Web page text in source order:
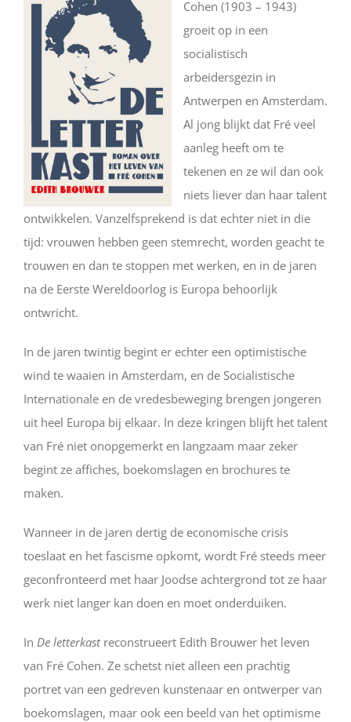
Cohen (1903 – 1943)
groeit op in een
socialistisch
arbeidersgezin in
Antwerpen en Amsterdam.
Al jong blijkt dat Fré veel
aanleg heeft om te
tekenen en ze wil dan ook
niets liever dan haar talent
ontwikkelen. Vanzelfsprekend is dat echter niet in die
tijd: vrouwen hebben geen stemrecht, worden geacht te
trouwen en dan te stoppen met werken, en in de jaren
na de Eerste Wereldoorlog is Europa behoorlijk
ontwricht.
In de jaren twintig begint er echter een optimistische
wind te waaien in Amsterdam, en de Socialistische
Internationale en de vredesbeweging brengen jongeren
uit heel Europa bij elkaar. In deze kringen blijft het talent
van Fré niet onopgemerkt en langzaam maar zeker
begint ze affiches, boekomslagen en brochures te
maken.
Wanneer in de jaren dertig de economische crisis
toeslaat en het fascisme opkomt, wordt Fré steeds meer
geconfronteerd met haar Joodse achtergrond tot ze haar
werk niet langer kan doen en moet onderduiken.
In De letterkastreconstrueert Edith Brouwer het leven
van Fré Cohen. Ze schetst niet alleen een prachtig
portret van een gedreven kunstenaar en ontwerper van
boekomslagen, maar ook een beeld van het optimisme